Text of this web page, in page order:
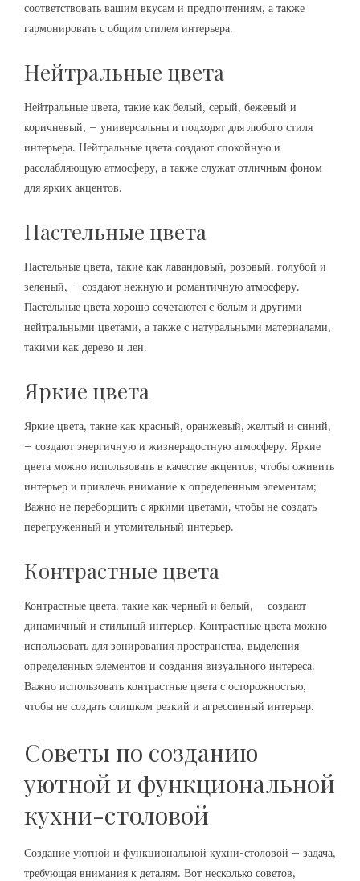
соответствовать вашим вкусам и предпочтениям, а также
гармонировать с общим стилем интерьера.
Нейтральные цвета
Нейтральные цвета, такие как белый, серый, бежевый и
коричневый, – универсальны и подходят для любого стиля
интерьера. Нейтральные цвета создают спокойную и
расслабляющую атмосферу, а также служат отличным фоном
для ярких акцентов.
Пастельные цвета
Пастельные цвета, такие как лавандовый, розовый, голубой и
зеленый, – создают нежную и романтичную атмосферу.
Пастельные цвета хорошо сочетаются с белым и другими
нейтральными цветами, а также с натуральными материалами,
такими как дерево и лен.
Яркие цвета
Яркие цвета, такие как красный, оранжевый, желтый и синий,
– создают энергичную и жизнерадостную атмосферу. Яркие
цвета можно использовать в качестве акцентов, чтобы оживить
интерьер и привлечь внимание к определенным элементам;
Важно не переборщить с яркими цветами, чтобы не создать
перегруженный и утомительный интерьер.
Контрастные цвета
Контрастные цвета, такие как черный и белый, – создают
динамичный и стильный интерьер. Контрастные цвета можно
использовать для зонирования пространства, выделения
определенных элементов и создания визуального интереса.
Важно использовать контрастные цвета с осторожностью,
чтобы не создать слишком резкий и агрессивный интерьер.
Советы по созданию
уютной и функциональной
кухни-столовой
Создание уютной и функциональной кухни-столовой – задача,
требующая внимания к деталям. Вот несколько советов,